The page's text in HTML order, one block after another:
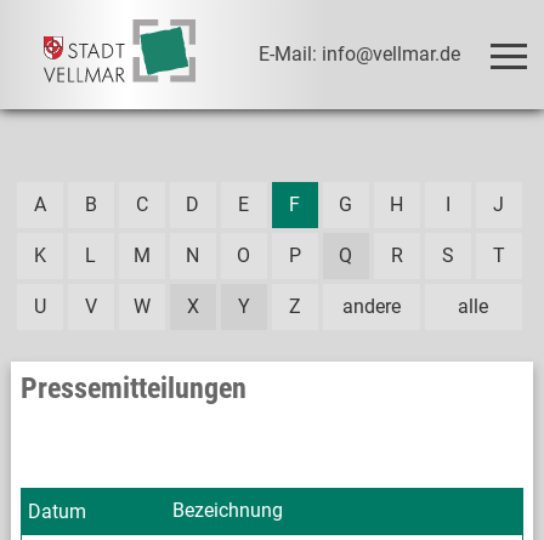
E-Mail: info@vellmar.de
alle
A B C D E F G H I J
K L M N O P Q R S T
U V W X Y Z andere
Pressemitteilungen
Datum
Bezeichnung